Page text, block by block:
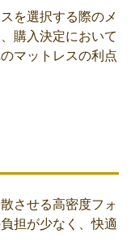
を選択する際のメ
購入決定において
マットレスの利点
させる高密度フォ
担が少なく、快適